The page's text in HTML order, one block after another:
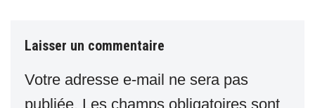
Laisser un commentaire
Votre adresse e-mail ne sera pas
publiée. Les champs obligatoires sont